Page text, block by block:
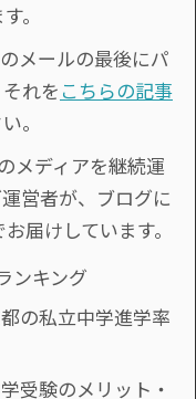
。
メールの最後にパ
れを こちらの記事
。
メディアを継続運
営者が、ブログに
届けしています。
ンキング
の私立中学進学率
受験のメリット・